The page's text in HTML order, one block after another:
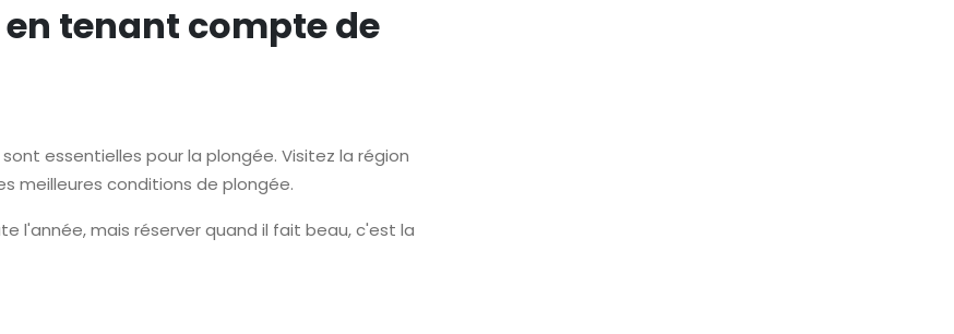
tenant compte de
essentielles pour la plongée. Visitez la région
meilleures conditions de plongée.
l'année, mais réserver quand il fait beau, c'est la